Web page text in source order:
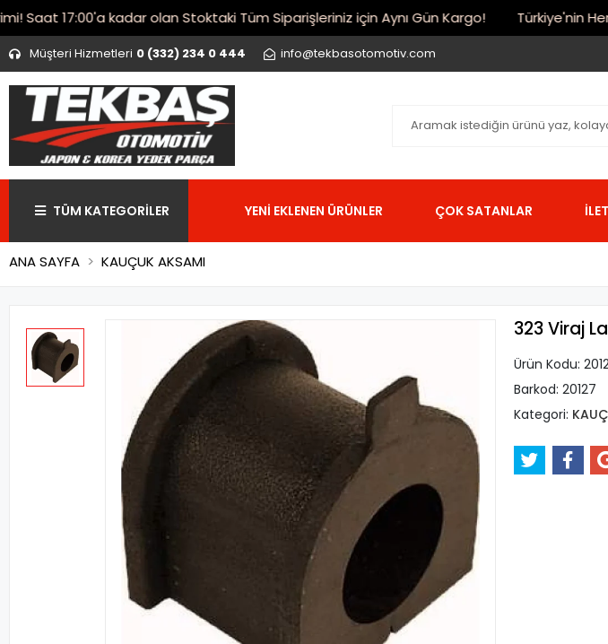
17:00'a kadar olan Stoktaki Tüm Siparişleriniz için Aynı Gün Kargo! Türkiye'nin Her
Müşteri Hizmetleri 0 (332) 234 0 444 info@tekbasotomotiv.com
TÜM KATEGORİLER YENİ EKLENEN ÜRÜNLER ÇOK SATANLAR
ANA SAYFA KAUÇUK AKSAMI
323 Viraj
Ürün Kodu:
Barkod: 20127
Kategori: